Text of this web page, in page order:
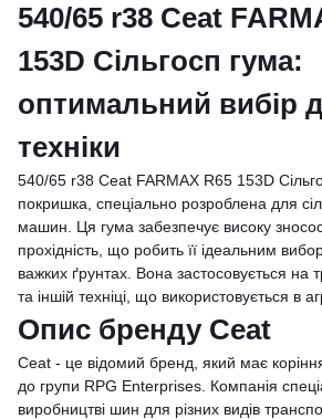
540/65 r38 Ceat
153D Сільгосп гума:
оптимальний вибір
техніки
540/65 r38 Ceat FARMAX R65 153D
покришка, спеціально розроблена для
машин. Ця гума забезпечує високу
прохідність, що робить її ідеальним
важких ґрунтах. Вона застосовується на
та іншій техніці, що використовується в
Опис бренду Ceat
Ceat - це відомий бренд, який має
до групи RPG Enterprises. Компанія
виробництві шин для різних видів